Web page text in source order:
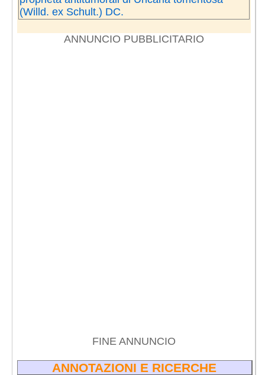
(Willd. ex Schult.) DC.
ANNUNCIO PUBBLICITARIO
FINE ANNUNCIO
ANNOTAZIONI E RICERCHE